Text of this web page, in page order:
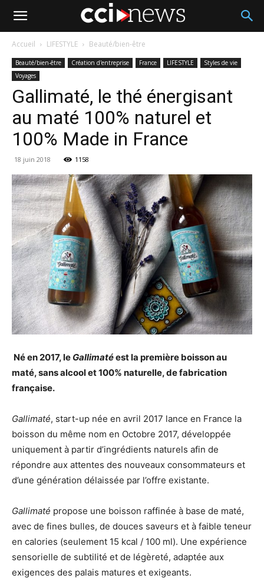
Accueil LIFESTYLE Beauté/bien-être
Beauté/bien-être Création d'entreprise France LIFESTYLE
Styles de vie
Voyages
Gallimaté, le thé énergisant
au maté 100% naturel et
100% Made in France
18 juin 2018 1158
Né en 2017, le Gallimatéest la première boisson au
maté, sans alcool et 100% naturelle, de fabrication
française.
Gallimaté, start-up née en avril 2017 lance en France la
boisson du même nom en Octobre 2017, développée
uniquement à partir d’ingrédients naturels afin de
répondre aux attentes des nouveaux consommateurs et
d’une génération délaissée par l’offre existante.
Gallimaté propose une boisson raffinée à base de maté,
avec de fines bulles, de douces saveurs et à faible teneur
en calories (seulement 15 kcal / 100 ml). Une expérience
sensorielle de subtilité et de légèreté, adaptée aux
exigences des palais matures et exigeants.